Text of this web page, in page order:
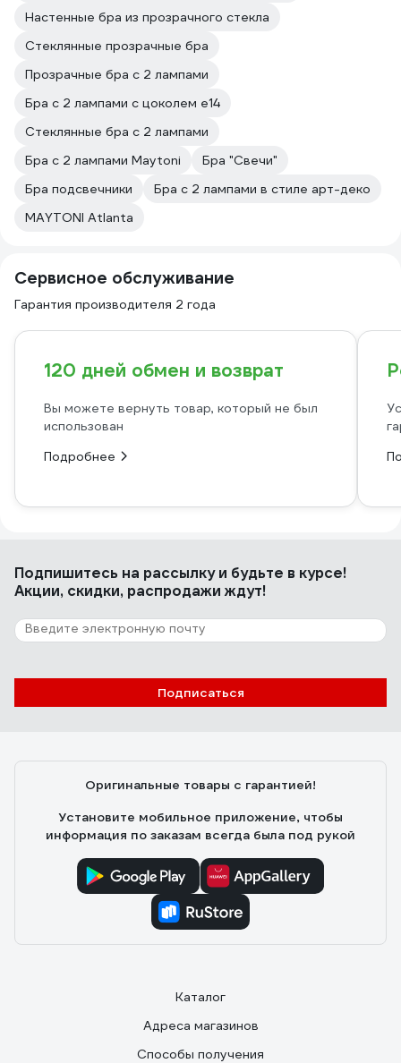
Настенные бра из прозрачного стекла
Стеклянные прозрачные бра
Прозрачные бра с 2 лампами
Бра с 2 лампами с цоколем e14
Стеклянные бра с 2 лампами
Бра с 2 лампами Maytoni
Бра "Свечи"
Бра подсвечники
Бра с 2 лампами в стиле арт-деко
MAYTONI Atlanta
Сервисное обслуживание
Гарантия производителя 2 года
120 дней обмен и возврат
Вы можете вернуть товар, который не был
использован
Подробнее
Подпишитесь на рассылкуи будьте в курсе!
Акции, скидки, распродажи ждут!
Подписаться
Оригинальные товары с гарантией!
Установите мобильное приложение, чтобы
информация по заказам всегда была под рукой
Каталог
Адреса магазинов
Способы получения